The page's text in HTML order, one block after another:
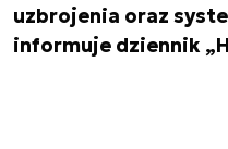
uzbrojenia oraz
informuje dziennik